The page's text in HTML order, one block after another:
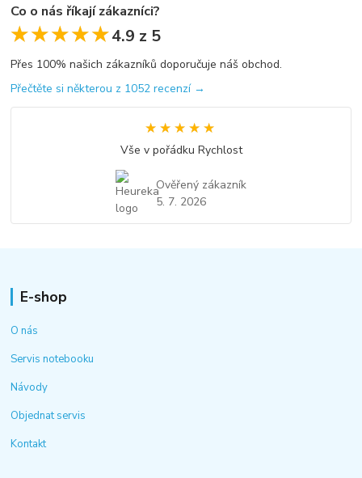
Co o nás říkají zákazníci?
★★★★★
★★★★★4.9 z 5
Přes 100% našich zákazníků doporučuje náš obchod.
Přečtěte si některou z 1052 recenzí →
★★★★★
★★★★★
Vše v pořádku Rychlost
Ověřený zákazník
5. 7. 2026
E-shop
O nás
Servis notebooku
Návody
Objednat servis
Kontakt